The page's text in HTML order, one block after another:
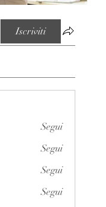
Iscriviti
Segui
Segui
Segui
Segui